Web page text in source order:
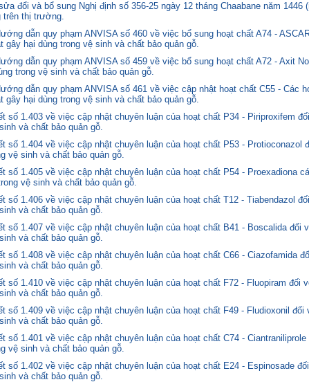
đổi và bổ sung Nghị định số 356-25 ngày 12 tháng Chaabane năm 1446
thị trường.
dẫn quy phạm ANVISA số 460 về việc bổ sung hoạt chất A74 -
hại dùng trong vệ sinh và chất bảo quản gỗ.
dẫn quy phạm ANVISA số 459 về việc bổ sung hoạt chất A72 - Axit
trong vệ sinh và chất bảo quản gỗ.
dẫn quy phạm ANVISA số 461 về việc cập nhật hoạt chất C55 - Các
hại dùng trong vệ sinh và chất bảo quản gỗ.
số 1.403 về việc cập nhật chuyên luận của hoạt chất P34 - Piriproxifem
và chất bảo quản gỗ.
số 1.404 về việc cập nhật chuyên luận của hoạt chất P53 - Protioconazol
vệ sinh và chất bảo quản gỗ.
số 1.405 về việc cập nhật chuyên luận của hoạt chất P54 - Proexadiona
vệ sinh và chất bảo quản gỗ.
số 1.406 về việc cập nhật chuyên luận của hoạt chất T12 - Tiabendazol
và chất bảo quản gỗ.
số 1.407 về việc cập nhật chuyên luận của hoạt chất B41 - Boscalida đối
và chất bảo quản gỗ.
số 1.408 về việc cập nhật chuyên luận của hoạt chất C66 - Ciazofamida
và chất bảo quản gỗ.
số 1.410 về việc cập nhật chuyên luận của hoạt chất F72 - Fluopiram đối
và chất bảo quản gỗ.
số 1.409 về việc cập nhật chuyên luận của hoạt chất F49 - Fludioxonil
và chất bảo quản gỗ.
số 1.401 về việc cập nhật chuyên luận của hoạt chất C74 -
vệ sinh và chất bảo quản gỗ.
số 1.402 về việc cập nhật chuyên luận của hoạt chất E24 - Espinosade
và chất bảo quản gỗ.